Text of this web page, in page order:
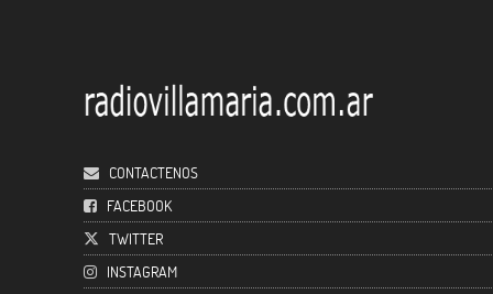
CONTACTENOS
FACEBOOK
TWITTER
INSTAGRAM